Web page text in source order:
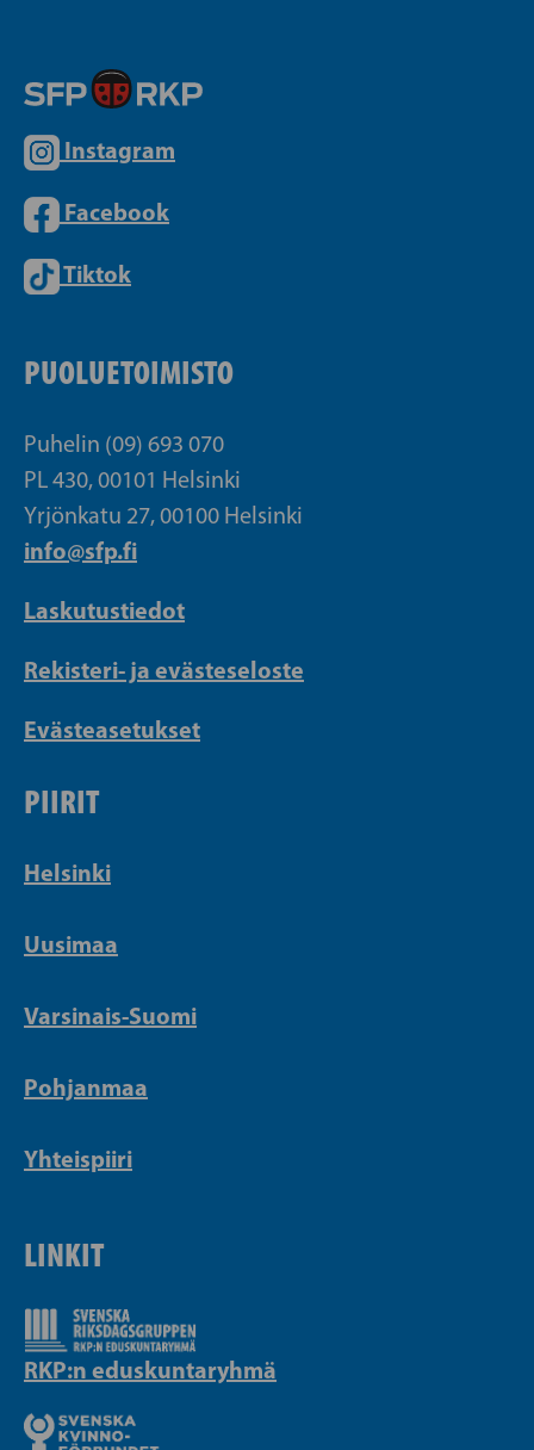
Instagram
Facebook
Tiktok
PUOLUETOIMISTO
Puhelin (09) 693 070
PL 430, 00101 Helsinki
Yrjönkatu 27, 00100 Helsinki
info@sfp.fi
Laskutustiedot
Rekisteri- ja evästeseloste
Evästeasetukset
PIIRIT
Helsinki
Uusimaa
Varsinais-Suomi
Pohjanmaa
Yhteispiiri
LINKIT
RKP:n eduskuntaryhmä